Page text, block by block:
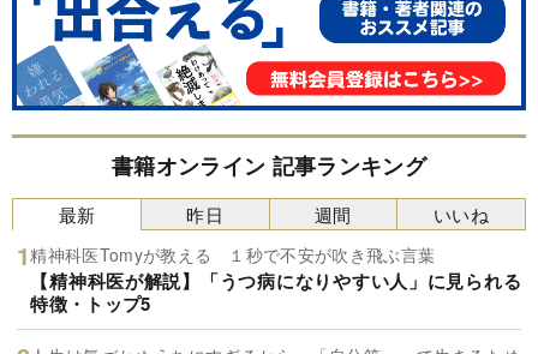
書籍オンライン 記事ランキング
最新
精神科医Tomyが教える １秒で不安が吹き飛ぶ言葉
【精神科医が解説】「うつ病になりやすい人」に見られる
特徴・トップ5
昨日 週間 いいね